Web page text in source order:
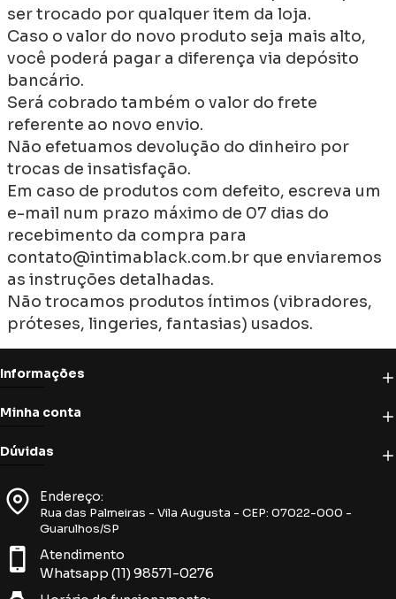
ser trocado por qualquer item da loja.
Caso o valor do novo produto seja mais alto,
você poderá pagar a diferença via depósito
bancário.
Será cobrado também o valor do frete
referente ao novo envio.
Não efetuamos devolução do dinheiro por
trocas de insatisfação.
Em caso de produtos com defeito, escreva um
e-mail num prazo máximo de 07 dias do
recebimento da compra para
contato@intimablack.com.br que enviaremos
as instruções detalhadas.
Não trocamos produtos íntimos (vibradores,
próteses, lingeries, fantasias) usados.
Informações
Minha conta
Dúvidas
Endereço:
Rua das Palmeiras - Vila Augusta - CEP: 07022-000 -
Guarulhos/SP
Atendimento
Whatsapp (11) 98571-0276